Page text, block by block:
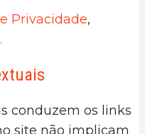
Privacidade,
conduzem os links
site não implicam